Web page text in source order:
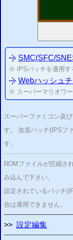
SMC(SFC/
※ IPSパッチを適用す
Webハッシュ
※ スーパーマリオワ
スーパーファミコン及
す。 改造パッチ(IPSフ
す。
ROMファイルが圧縮さ
み込んで下さい。
設定されているパッチ
合は適用できません。
>> 設定編集